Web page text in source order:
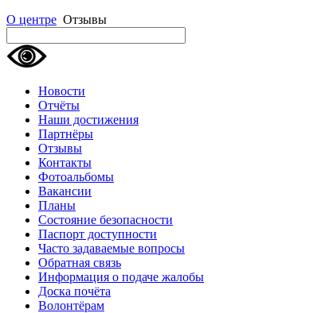
О центре Отзывы
Новости
Отчёты
Наши достижения
Партнёры
Отзывы
Контакты
Фотоальбомы
Вакансии
Планы
Состояние безопасности
Паспорт доступности
Часто задаваемые вопросы
Обратная связь
Информация о подаче жалобы
Доска почёта
Волонтёрам